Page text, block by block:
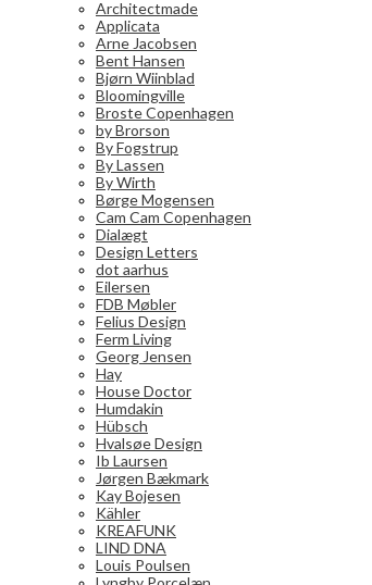
Architectmade
Applicata
Arne Jacobsen
Bent Hansen
Bjørn Wiinblad
Bloomingville
Broste Copenhagen
by Brorson
By Fogstrup
By Lassen
By Wirth
Børge Mogensen
Cam Cam Copenhagen
Dialægt
Design Letters
dot aarhus
Eilersen
FDB Møbler
Felius Design
Ferm Living
Georg Jensen
Hay
House Doctor
Humdakin
Hübsch
Hvalsøe Design
Ib Laursen
Jørgen Bækmark
Kay Bojesen
Kähler
KREAFUNK
LIND DNA
Louis Poulsen